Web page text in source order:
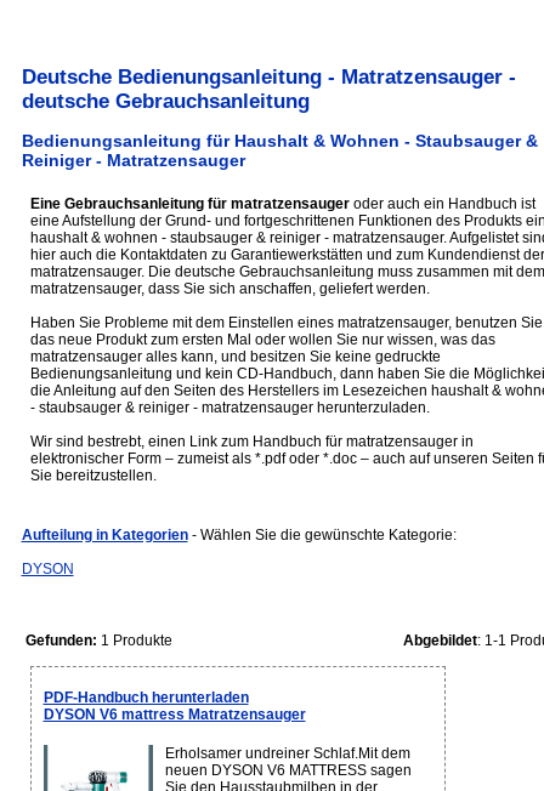
Deutsche Bedienungsanleitung - Matratzensauger -
deutsche Gebrauchsanleitung
Bedienungsanleitung für Haushalt & Wohnen - Staubsauger &
Reiniger - Matratzensauger
Eine Gebrauchsanleitung für matratzensaugeroder auch ein Handbuch ist
eine Aufstellung der Grund- und fortgeschrittenen Funktionen des Produkts
haushalt & wohnen - staubsauger & reiniger - matratzensauger. Aufgelistet
hier auch die Kontaktdaten zu Garantiewerkstätten und zum Kundendienst der
matratzensauger. Die deutsche Gebrauchsanleitung muss zusammen mit dem
matratzensauger, dass Sie sich anschaffen, geliefert werden.
Haben Sie Probleme mit dem Einstellen eines matratzensauger, benutzen Sie
das neue Produkt zum ersten Mal oder wollen Sie nur wissen, was das
matratzensauger alles kann, und besitzen Sie keine gedruckte
Bedienungsanleitung und kein CD-Handbuch, dann haben Sie die
die Anleitung auf den Seiten des Herstellers im Lesezeichen haushalt &
- staubsauger & reiniger - matratzensauger herunterzuladen.
Wir sind bestrebt, einen Link zum Handbuch für matratzensauger in
elektronischer Form – zumeist als *.pdf oder *.doc – auch auf unseren Seiten
Sie bereitzustellen.
Aufteilung in Kategorien - Wählen Sie die gewünschte Kategorie:
DYSON
Gefunden: 1 Produkte Abgebildet: 1-1
PDF-Handbuch herunterladen
DYSON V6 mattress Matratzensauger
Erholsamer undreiner Schlaf.Mit dem
neuen DYSON V6 MATTRESS sagen
Sie den Hausstaubmilben in der